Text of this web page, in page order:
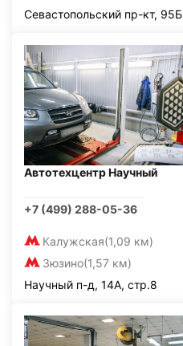
Севастопольский пр-кт, 95Б
Автотехцентр Научный
+7 (499) 288-05-36
Калужская(1,09 км)
Зюзино(1,57 км)
Научный п-д, 14А, стр.8